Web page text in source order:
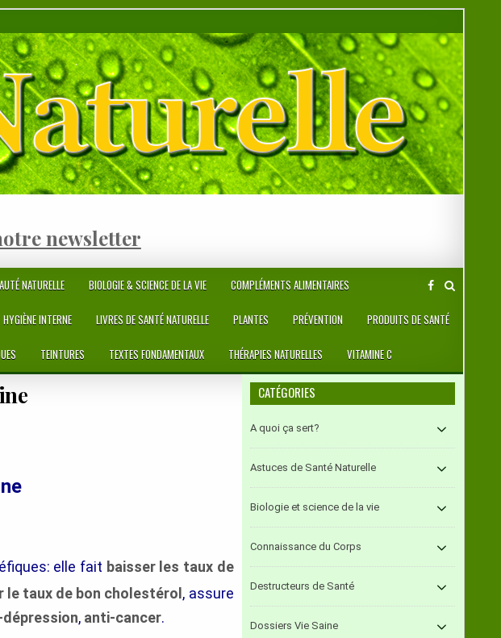
newsletter
NATURELLE BIOLOGIE & SCIENCE DE LA VIE COMPLÉMENTS ALIMENTAIRES
HYGIÈNE INTERNE LIVRES DE SANTÉ NATURELLE PLANTES PRÉVENTION PRODUITS DE SANTÉ
TEINTURES TEXTES FONDAMENTAUX THÉRAPIES NATURELLES VITAMINE C
elle fait baisser les taux de
le taux de bon cholestérol , assure
, anti-cancer.
CATÉGORIES
A quoi ça sert?
Astuces de Santé Naturelle
Biologie et science de la vie
Connaissance du Corps
Destructeurs de Santé
Dossiers Vie Saine